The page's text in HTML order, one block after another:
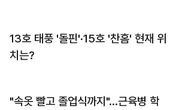
13호 태풍 '돌핀'·15호 '찬홈' 현재 위
치는?
"속옷 빨고 졸업식까지"…근육병 학